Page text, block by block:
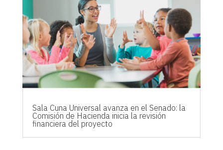
Sala Cuna Universal avanza en el Senado: la
Comisión de Hacienda inicia la revisión
financiera del proyecto